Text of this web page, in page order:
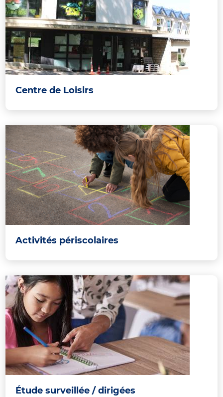
Centre de Loisirs
Activités périscolaires
Étude surveillée / dirigées